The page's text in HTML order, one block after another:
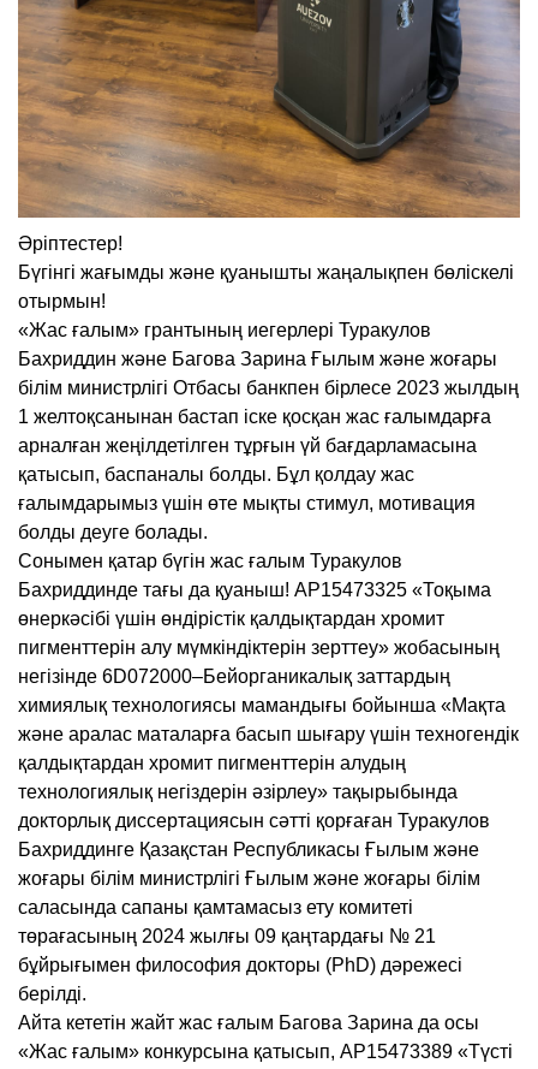
Әріптестер!
Бүгінгі жағымды және қуанышты жаңалықпен бөліскелі
отырмын!
«Жас ғалым» грантының иегерлері Туракулов
Бахриддин және Багова Зарина Ғылым және жоғары
білім министрлігі Отбасы банкпен бірлесе 2023 жылдың
1 желтоқсанынан бастап іске қосқан жас ғалымдарға
арналған жеңілдетілген тұрғын үй бағдарламасына
қатысып, баспаналы болды. Бұл қолдау жас
ғалымдарымыз үшін өте мықты стимул, мотивация
болды деуге болады.
Сонымен қатар бүгін жас ғалым Туракулов
Бахриддинде тағы да қуаныш! АР15473325 «Тоқыма
өнеркәсібі үшін өндірістік қалдықтардан хромит
пигменттерін алу мүмкіндіктерін зерттеу» жобасының
негізінде 6D072000–Бейорганикалық заттардың
химиялық технологиясы мамандығы бойынша «Мақта
және аралас маталарға басып шығару үшін техногендік
қалдықтардан хромит пигменттерін алудың
технологиялық негіздерін әзірлеу» тақырыбында
докторлық диссертациясын сәтті қорғаған Туракулов
Бахриддинге Қазақстан Республикасы Ғылым және
жоғары білім министрлігі Ғылым және жоғары білім
саласында сапаны қамтамасыз ету комитеті
төрағасының 2024 жылғы 09 қаңтардағы № 21
бұйрығымен философия докторы (PhD) дәрежесі
берілді.
Айта кететін жайт жас ғалым Багова Зарина да осы
«Жас ғалым» конкурсына қатысып, AP15473389 «Түсті